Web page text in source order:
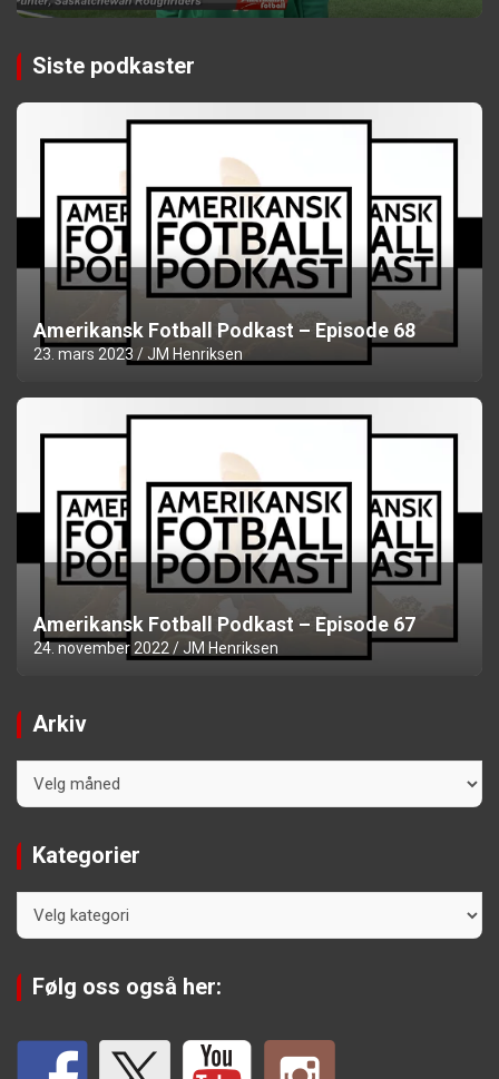
Siste podkaster
Amerikansk Fotball Podkast – Episode 68
23. mars 2023 JM Henriksen
Amerikansk Fotball Podkast – Episode 67
24. november 2022 JM Henriksen
Arkiv
Kategorier
Følg oss også her: